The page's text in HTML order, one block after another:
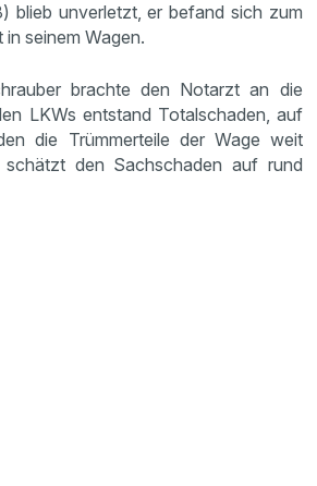
blieb unverletzt, er befand sich zum
seinem Wagen.
brachte den Notarzt an die
LKWs entstand Totalschaden, auf
die Trümmerteile der Wage weit
den Sachschaden auf rund